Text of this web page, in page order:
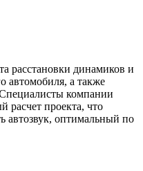
расстановки динамиков и
автомобиля, а также
компании
расчет проекта, что
автозвук, оптимальный по